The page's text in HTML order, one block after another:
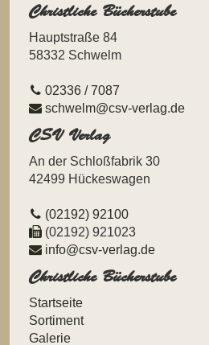
Christliche Bücherstube
Hauptstraße 84
58332 Schwelm
02336 / 7087
schwelm@csv-verlag.de
CSV Verlag
An der Schloßfabrik 30
42499 Hückeswagen
(02192) 92100
(02192) 921023
info@csv-verlag.de
Christliche Bücherstube
Navigation
überspringen
Startseite
Sortiment
Galerie